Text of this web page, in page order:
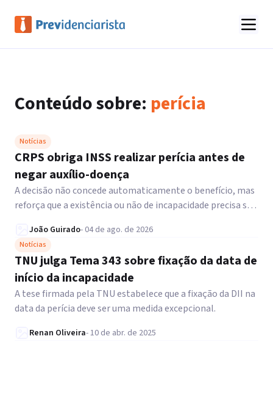
Conteúdo sobre: perícia
Notícias
CRPS obriga INSS realizar perícia antes de
negar auxílio-doença
A decisão não concede automaticamente o benefício, mas
reforça que a existência ou não de incapacidade precisa ser
previdenciária.
João Guirado- 04 de ago. de 2026
Notícias
TNU julga Tema 343 sobre fixação da data de
início da incapacidade
A tese firmada pela TNU estabelece que a fixação da DII na
data da perícia deve ser uma medida excepcional.
Renan Oliveira-10 de abr. de 2025